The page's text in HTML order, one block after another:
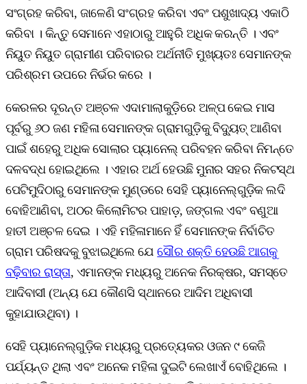
ସଂଗ୍ରହ କରିବା, ଜାଳେଣି ସଂଗ୍ରହ କରିବା ଏବଂ ପଶୁଖାଦ୍ୟ ଏକାଠି
କରିବା । କିନ୍ତୁ ସେମାନେ ଏହାଠାରୁ ଆହୁରି ଅଧିକ କରନ୍ତି । ଏବଂ
ନିୟୁତ ନିୟୁତ ଗ୍ରାମୀଣ ପରିବାରର ଅର୍ଥନୀତି ମୁଖ୍ୟତଃ ସେମାନଙ୍କ
ପରିଶ୍ରମ ଉପରେ ନିର୍ଭର କରେ ।
କେରଳର ଦୂରନ୍ତ ଅଞ୍ଚଳ ଏଦାମାଲାକୁଡ଼ିରେ ଅଳ୍ପ କେଇ ମାସ
ପୂର୍ବରୁ ୬୦ ଜଣ ମହିଳା ସେମାନଙ୍କ ଗ୍ରାମଗୁଡ଼ିକୁ ବିଦ୍ୟୁତ୍ ଆଣିବା
ପାଇଁ ଶହେରୁ ଅଧିକ ସୋଲାର ପ୍ୟାନେଲ୍‌ ପରିବହନ କରିବା ନିମନ୍ତେ
ଦଳବଦ୍ଧ ହୋଇଥିଲେ । ଏହାର ଅର୍ଥ ହେଉଛି ମୁନାର ସହର ନିକଟସ୍ଥ
ପେଟିମୁଦିଠାରୁ ସେମାନଙ୍କ ମୁଣ୍ଡରେ ସେହି ପ୍ୟାନେଲ୍‌ଗୁଡ଼ିକ ଲଦି
ବୋହିଆଣିବା, ଅଠର କିଲୋମିଟର ପାହାଡ଼, ଜଙ୍ଗଲ ଏବଂ ବଣୁଆ
ହାତୀ ଅଞ୍ଚଳ ଦେଇ । ଏହି ମହିଳାମାନେ ହିଁ ସେମାନଙ୍କ ନିର୍ବାଚିତ
ଗ୍ରାମ ପରିଷଦକୁ ବୁଝାଇଥିଲେ ଯେସୌର ଶକ୍ତି ହେଉଛି ଆଗକୁ
ବଢ଼ିବାର ରାସ୍ତା, ଏମାନଙ୍କ ମଧ୍ୟରୁ ଅନେକ ନିରକ୍ଷର, ସମସ୍ତେ
ଆଦିବାସୀ (ଅନ୍ୟ ଯେ କୌଣସି ସ୍ଥାନରେ ଆଦିମ ଅଧିବାସୀ
କୁହାଯାଉଥିବା) ।
ସେହି ପ୍ୟାନେଲ୍‌ଗୁଡ଼ିକ ମଧ୍ୟରୁ ପ୍ରତ୍ୟେକର ଓଜନ ୯ କେଜି
ପର୍ଯ୍ୟନ୍ତ ଥିଲା ଏବଂ ଅନେକ ମହିଳା ଦୁଇଟି ଲେଖାଏଁ ବୋହିଥିଲେ ।